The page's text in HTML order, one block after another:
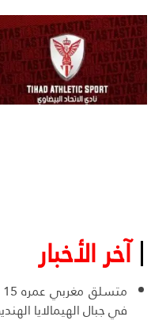
آخر الأخبار
في جبال الهيمالايا الهندية